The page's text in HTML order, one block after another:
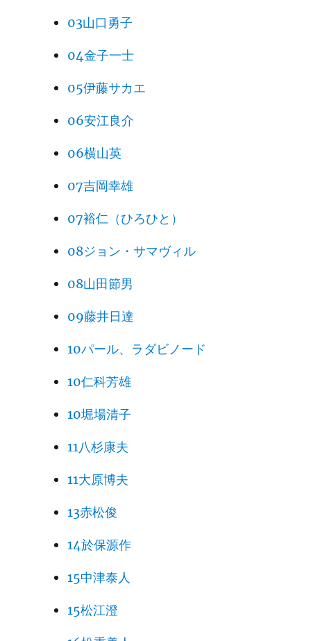
03山口勇子
04金子一士
05伊藤サカエ
06安江良介
06横山英
07吉岡幸雄
07裕仁（ひろひと）
08ジョン・サマヴィル
08山田節男
09藤井日達
10パール、ラダビノード
10仁科芳雄
10堀場清子
11八杉康夫
11大原博夫
13赤松俊
14於保源作
15中津泰人
15松江澄